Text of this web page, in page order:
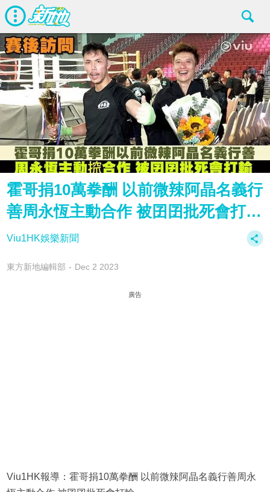
霍哥捐10萬拳酬 以前微辣阿晶名義行
善周永恆主動合作 被囝囝批死會打…
Viu1HK娛樂新聞
東方新地編輯部 Dec 2 2023
廣告
Viu1HK報導：霍哥捐10萬拳酬 以前微辣阿晶名義行善周永